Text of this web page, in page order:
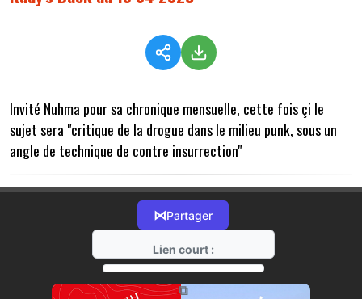
Invité Nuhma pour sa chronique mensuelle, cette fois çi le
sujet sera "critique de la drogue dans le milieu punk, sous un
angle de technique de contre insurrection"
⋈Partager
Lien court :
https://radio-g.fr?11386
⧉